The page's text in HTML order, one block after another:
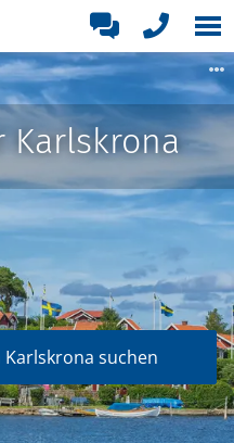
Karlskrona
suchen